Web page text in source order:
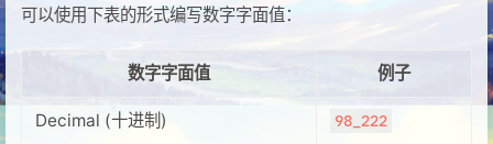
可以使用下表的形式编写数字字面值：
数字字面值 例子
Decimal (十进制) 98_222